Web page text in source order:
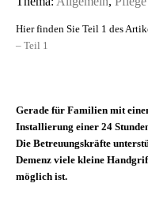
Hier finden Sie Teil 1 des
– Teil 1
Gerade für Familien mit
Installierung einer 24
Die Betreuungskräfte
Demenz viele kleine
möglich ist.